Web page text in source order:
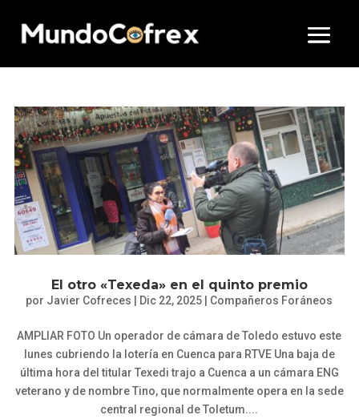
El otro «Texeda» en el quinto premio
por Javier Cofreces Dic 22, 2025 Compañeros Foráneos
AMPLIAR FOTO Un operador de cámara de Toledo estuvo este
lunes cubriendo la lotería en Cuenca para RTVE Una baja de
última hora del titular Texedi trajo a Cuenca a un cámara ENG
veterano y de nombre Tino, que normalmente opera en la sede
central regional de Toletum....